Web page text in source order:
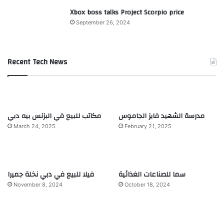
Xbox boss talks Project Scorpio price
September 26, 2024
Recent Tech News
مكاتب للبيع في البزنس بيه دبي
March 24, 2025
مدرسة الشهيد فايز الجاموس
February 21, 2025
فيلا للبيع في دبي نخلة جميرا
November 8, 2024
سما للصناعات الغذائية
October 18, 2024